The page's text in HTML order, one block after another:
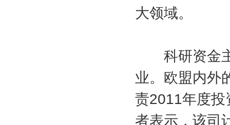
大领域。
科研资金主
业。欧盟内外
责2011年度投
者表示，该司